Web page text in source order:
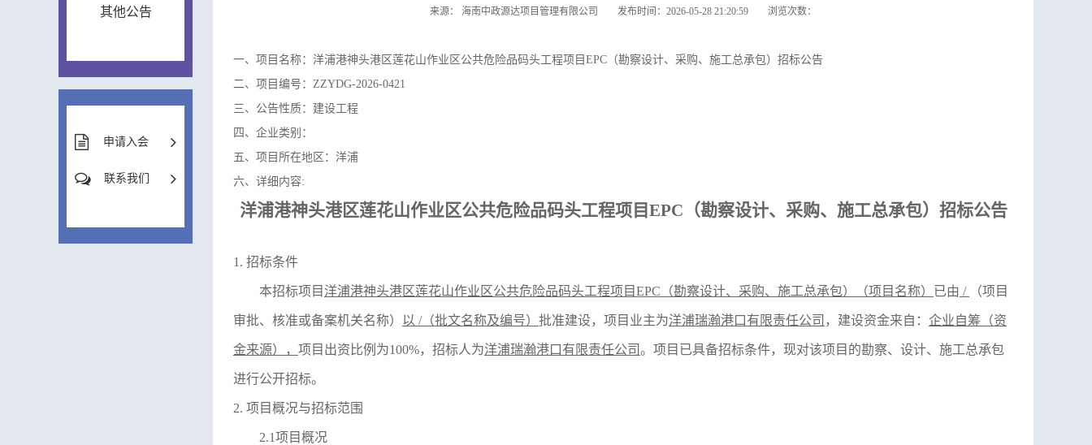
其他公告
申请入会
联系我们
来源： 海南中政源达项目管理有限公司 发布时间：2026-05-28 21:20:59 浏览次数：
一、项目名称：洋浦港神头港区莲花山作业区公共危险品码头工程项目EPC（勘察设计、采购、施工总承包）招标公告
二、项目编号：ZZYDG-2026-0421
三、公告性质：建设工程
四、企业类别：
五、项目所在地区：洋浦
六、详细内容:
洋浦港神头港区莲花山作业区公共危险品码头工程项目 EPC（勘察设计、采购、施工总承包） 招标公告
1. 招标条件
本招标项目 洋浦港神头港区莲花山作业区公共危险品码头工程项目 EPC（勘察设计、采购、施工总承包）（项目名称） 已由 / （项目
审批、核准或备案机关名称） 以 /（批文名称及编号） 批准建设，项目业主为洋浦瑞瀚港口有限责任公司 ，建设资金来自： 企业自筹（资
金来源）， 项目出资比例为100%，招标人为洋浦瑞瀚港口有限责任公司。项目已具备招标条件，现对该项目的勘察、设计、施工总承包
进行公开招标。
2. 项目概况与招标范围
2.1项目概况